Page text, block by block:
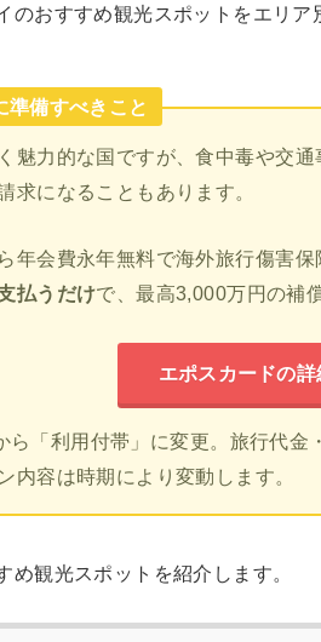
のおすすめ観光スポットをエリ
準備すべきこと
魅力的な国ですが、食中毒や交
求になることもあります。
年会費永年無料で海外旅行傷害保
払うだけで、最高3,000万円の補
エポスカードの詳
「利用付帯」に変更。旅行代金
内容は時期により変動します。
め観光スポットを紹介します。